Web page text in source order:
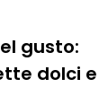
gusto:
dolci e